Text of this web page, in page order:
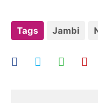
Tags Jambi